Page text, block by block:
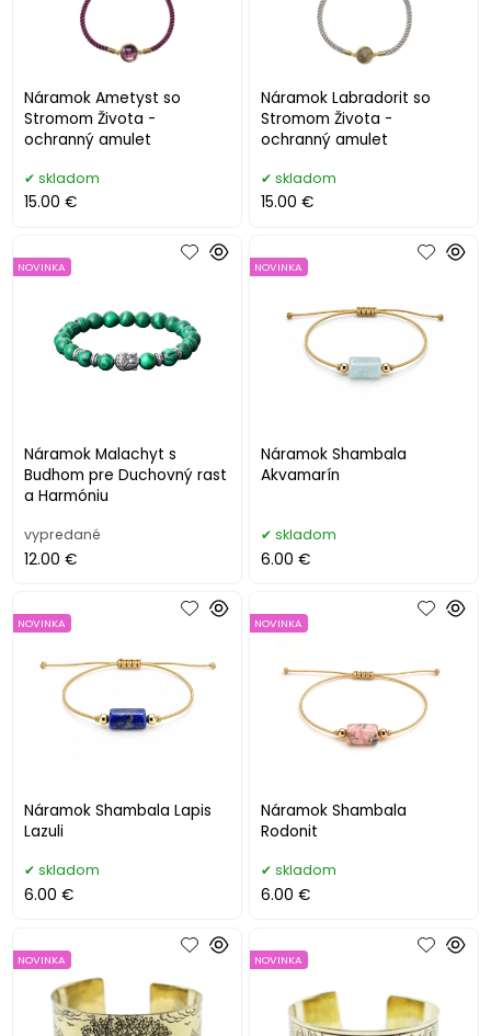
Náramok Ametyst so
Stromom Života -
ochranný amulet
skladom
15.00 €
Náramok Labradorit so
Stromom Života -
ochranný amulet
skladom
15.00 €
Náramok Malachyt s
Budhom pre Duchovný rast
a Harmóniu
NOVINKA
vypredané
12.00 €
Náramok Shambala
Akvamarín
NOVINKA
skladom
6.00 €
Náramok Shambala Lapis
Lazuli
NOVINKA
skladom
6.00 €
Náramok Shambala
Rodonit
NOVINKA
skladom
6.00 €
NOVINKA NOVINKA